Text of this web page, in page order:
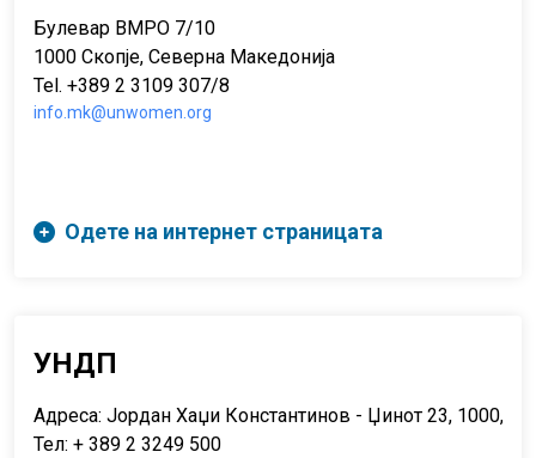
Булевар ВМРО 7/10
1000 Скопје, Северна Македонија
Tel. +389 2 3109 307/8
info.mk@unwomen.org
Одете на интернет страницата
УНДП
Адреса: Јордан Хаџи Константинов - Џинот 23, 1000,
Тел: + 389 2 3249 500